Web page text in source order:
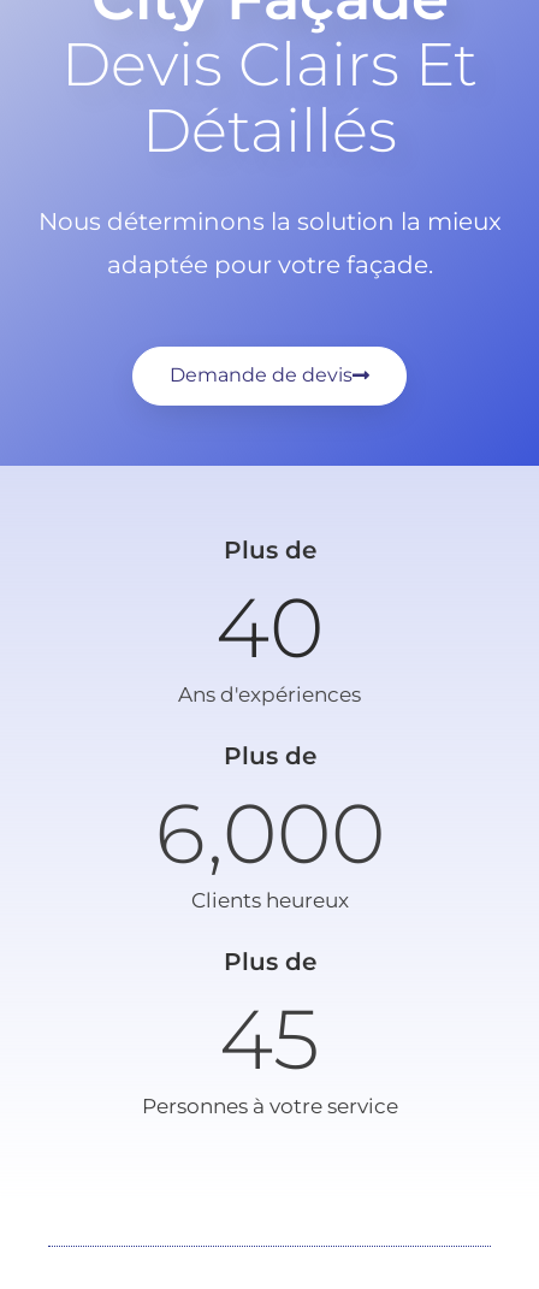
Devis Clairs Et
Détaillés
Nous déterminons la solution la mieux
adaptée pour votre façade.
Demande de devis
Plus de
Ans d'expériences
40
Plus de
Clients heureux
6,000
Plus de
Personnes à votre service
45